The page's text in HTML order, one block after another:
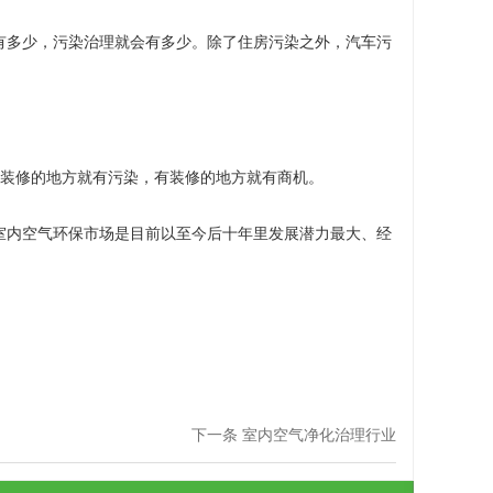
少，污染治理就会有多少。除了住房污染之外，汽车污
修的地方就有污染，有装修的地方就有商机。
空气环保市场是目前以至今后十年里发展潜力最大、经
下一条 室内空气净化治理行业